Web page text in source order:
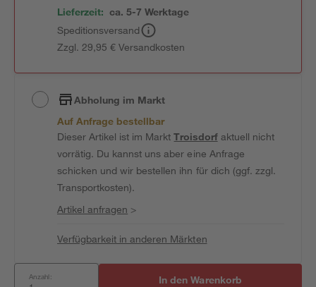
Lieferzeit: ca. 5-7 Werktage
Speditionsversand
Zzgl. 29,95 € Versandkosten
Abholung im Markt
Auf Anfrage bestellbar
Dieser Artikel ist im MarktTroisdorfaktuell nicht
vorrätig. Du kannst uns aber eine Anfrage
schicken und wir bestellen ihn für dich (ggf. zzgl.
Transportkosten).
Artikel anfragen >
Verfügbarkeit in anderen Märkten
Anzahl: In den Warenkorb